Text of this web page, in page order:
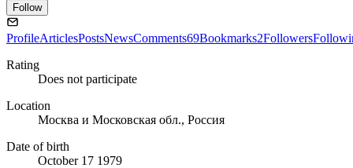
Follow
ProfileArticlesPostsNewsComments69Bookmarks2Followers
Rating
Does not participate
Location
Москва и Московская обл., Россия
Date of birth
October 17 1979